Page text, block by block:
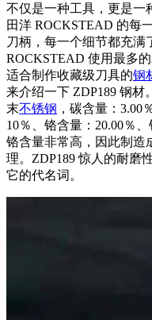
不仅是一种工具，更是一
田洋 ROCKSTEAD 的每
刀柄，每一个细节都充满
ROCKSTEAD 使用最多
适合制作收藏级刀具的钢
来介绍一下 ZDP189 钢材。
末不锈钢 ，碳含量：3.00
10％、铬含量：20.00％
铬含量非常高，因此制造
理。ZDP189 惊人的耐磨
它的代名词。